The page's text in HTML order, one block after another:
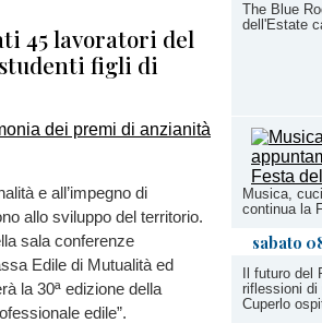
The Blue
dell'Estate
Musica,
continua la
sabato
Il futuro del
riflessioni di
Cuperlo
45 lavoratori del
figli di
e all’impegno di
allo sviluppo del territorio.
sala conferenze
Edile di Mutualità ed
la 30ª edizione della
edile”.